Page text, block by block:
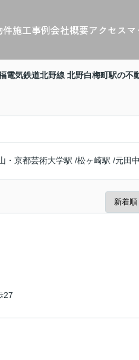
件施工事例会社概要アクセス
電気鉄道北野線 北野白梅町駅の不
・京都芸術大学駅 /松ヶ崎駅 /元田
27